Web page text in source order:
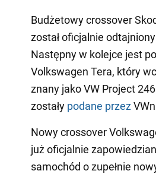
Budżetowy crossover
został oficjalnie
Następny w kolejce jest
Volkswagen Tera, który
znany jako VW Project
zostały podane przez
Nowy crossover
już oficjalnie
samochód o zupełnie